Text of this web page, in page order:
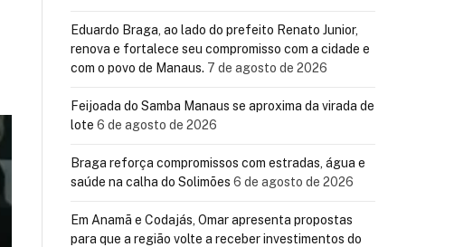
Eduardo Braga, ao lado do prefeito Renato Junior,
renova e fortalece seu compromisso com a cidade e
com o povo de Manaus. 7 de agosto de 2026
Feijoada do Samba Manaus se aproxima da virada de
lote 6 de agosto de 2026
Braga reforça compromissos com estradas, água e
saúde na calha do Solimões 6 de agosto de 2026
Em Anamã e Codajás, Omar apresenta propostas
para que a região volte a receber investimentos do